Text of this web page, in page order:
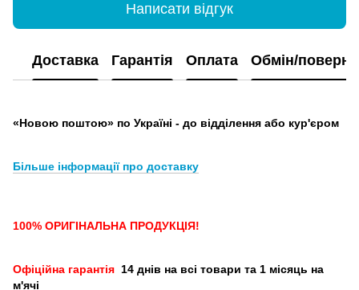
Написати відгук
Доставка Гарантія Оплата Обмін/
«Новою поштою» по Україні - до відділення або кур'єром
Більше інформації про доставку
100% ОРИГІНАЛЬНА ПРОДУКЦІЯ!
Офіційна гарантія 14 днів на всі товари та 1 місяць на
м'ячі